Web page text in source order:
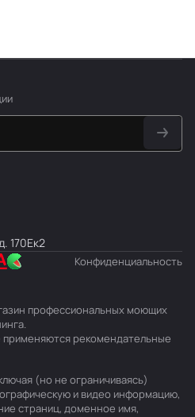
170Ек2
Конфиденциальность
профессиональных моющих
рекомендательные
(но не ограничиваясь)
и видео информацию,
страниц, доменное имя,